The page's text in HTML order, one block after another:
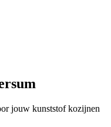
jouw kunststof kozijnen